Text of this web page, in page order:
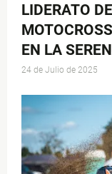
LIDERATO
EN LA
24 de Julio de 2025